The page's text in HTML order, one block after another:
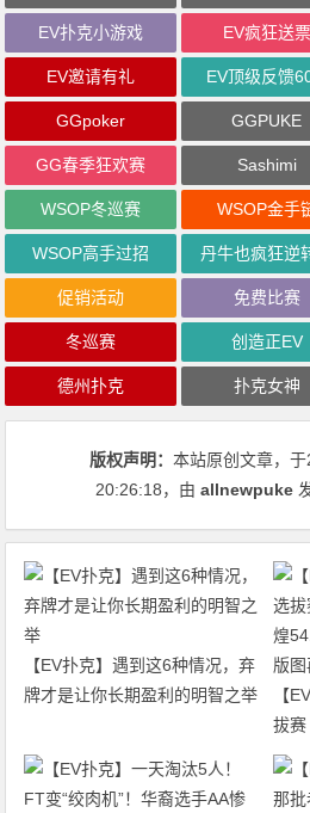
EV扑克小游戏 EV疯狂送票
EV邀请有礼 EV顶级反馈
GGpoker GGPUKE
GG春季狂欢赛 Sashimi
WSOP冬巡赛 WSOP金手
WSOP高手过招 丹牛也疯狂逆
促销活动 免费比赛
冬巡赛 创造正EV
德州扑克 扑克女神
版权声明：本站原创文章，
20:26:18，由allnewpuke
【EV扑克】遇到这6种情况，弃
牌才是让你长期盈利的明智之举
【
拔赛
54.4